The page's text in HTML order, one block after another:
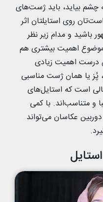
چشم بیاید، باید ژست‌های
روی استایلتان اثر
باشید و مدام زیر نظر
موضوع اهمیت بیشتری هم
درست اهمیت زیادی
پُز یا همان ژست مناسبی
است که استایل‌های
و متناسب‌اند. با کمی
عکاسان می‌تواند